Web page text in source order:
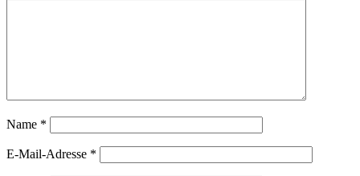
Name *
E-Mail-Adresse *